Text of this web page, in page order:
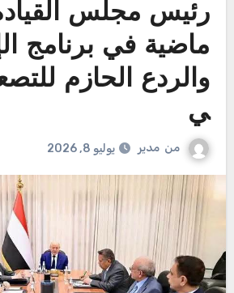
رئيس مجلس
ماضية في برنامج
والردع الحازم
ي
من مدير يوليو 8, 2026